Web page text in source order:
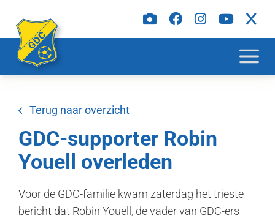
Terug naar overzicht
GDC-supporter Robin
Youell overleden
Voor de GDC-familie kwam zaterdag het trieste
bericht dat Robin Youell, de vader van GDC-ers